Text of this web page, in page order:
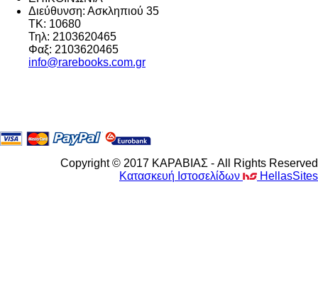
Διεύθυνση: Ασκληπιού 35
ΤΚ: 10680
Τηλ: 2103620465
Φαξ: 2103620465
info@rarebooks.com.gr
Copyright © 2017 ΚΑΡΑΒΙΑΣ - All Rights Reserved
Κατασκευή Ιστοσελίδων
HellasSites